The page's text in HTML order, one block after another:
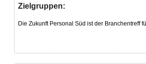
Zielgruppen:
Die Zukunft Personal Süd ist der Branchentreff